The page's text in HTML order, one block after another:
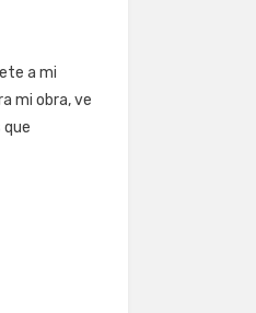
a mi
mi obra, ve
que